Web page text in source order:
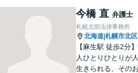
確認するのではすで
です。役員様のみ
場のスタッフ様も
仕事を守ります。
今橋 直 弁護士
札幌北部法律事務所
北海道|札幌市北区
【麻生駅 徒歩2分
人ひとりひとりが
生きられる、そのお